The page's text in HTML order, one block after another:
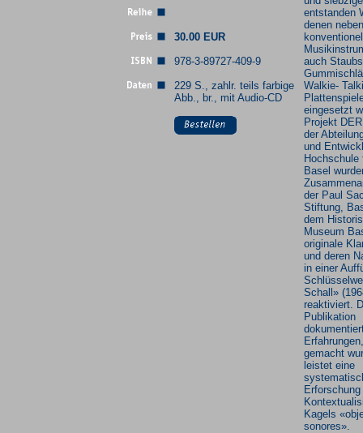
30.00 EUR
978-3-89727-409-9
229 S., zahlr. teils farbige
Abb., br., mit Audio-CD
entstanden
denen neben
auch
Walkie-
eingesetzt
Projekt
der
und
Basel
der Paul
Stiftung,
dem
Museum
originale
und deren
in einer
Schall»
reaktiviert.
Publikation
gemacht
leistet eine
Erforschung
Kagels
sonores».